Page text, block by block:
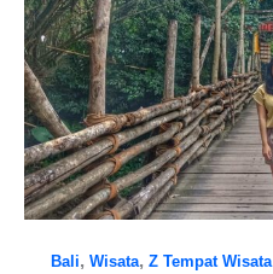
Bali, Wisata, Z Tempat Wisata